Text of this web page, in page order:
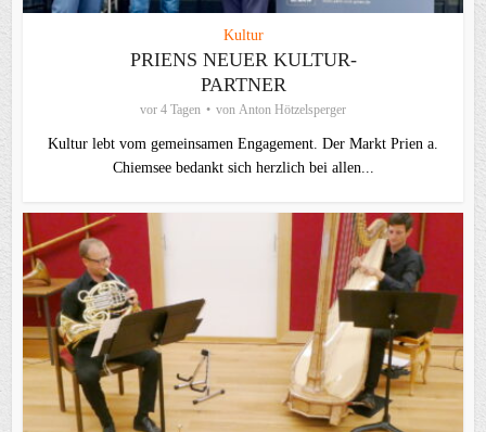
Kultur
PRIENS NEUER KULTUR-
PARTNER
vor 4 Tagen von Anton Hötzelsperger
Kultur lebt vom gemeinsamen Engagement. Der Markt Prien a.
Chiemsee bedankt sich herzlich bei allen...